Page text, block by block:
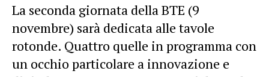
La seconda giornata della BTE (9
novembre) sarà dedicata alle tavole
rotonde. Quattro quelle in programma con
un occhio particolare a innovazione e